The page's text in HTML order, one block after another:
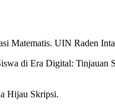
Matematis. UIN Raden
di Era Digital: Tinjauan
Hijau Skripsi.